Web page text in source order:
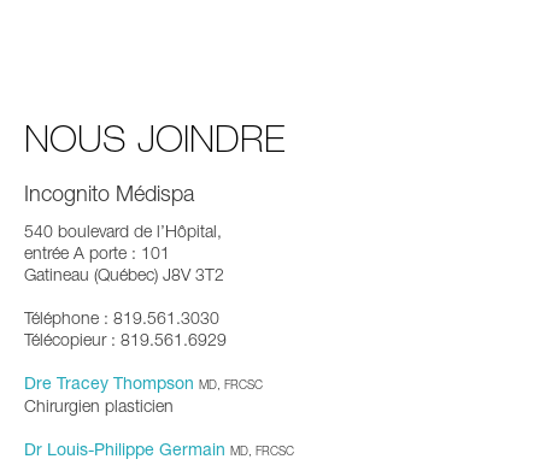
NOUS JOINDRE
Incognito Médispa
540 boulevard de l’Hôpital,
entrée A porte : 101
Gatineau (Québec) J8V 3T2
Téléphone : 819.561.3030
Télécopieur : 819.561.6929
Dre Tracey Thompson MD, FRCSC
Chirurgien plasticien
Dr Louis-Philippe Germain MD, FRCSC